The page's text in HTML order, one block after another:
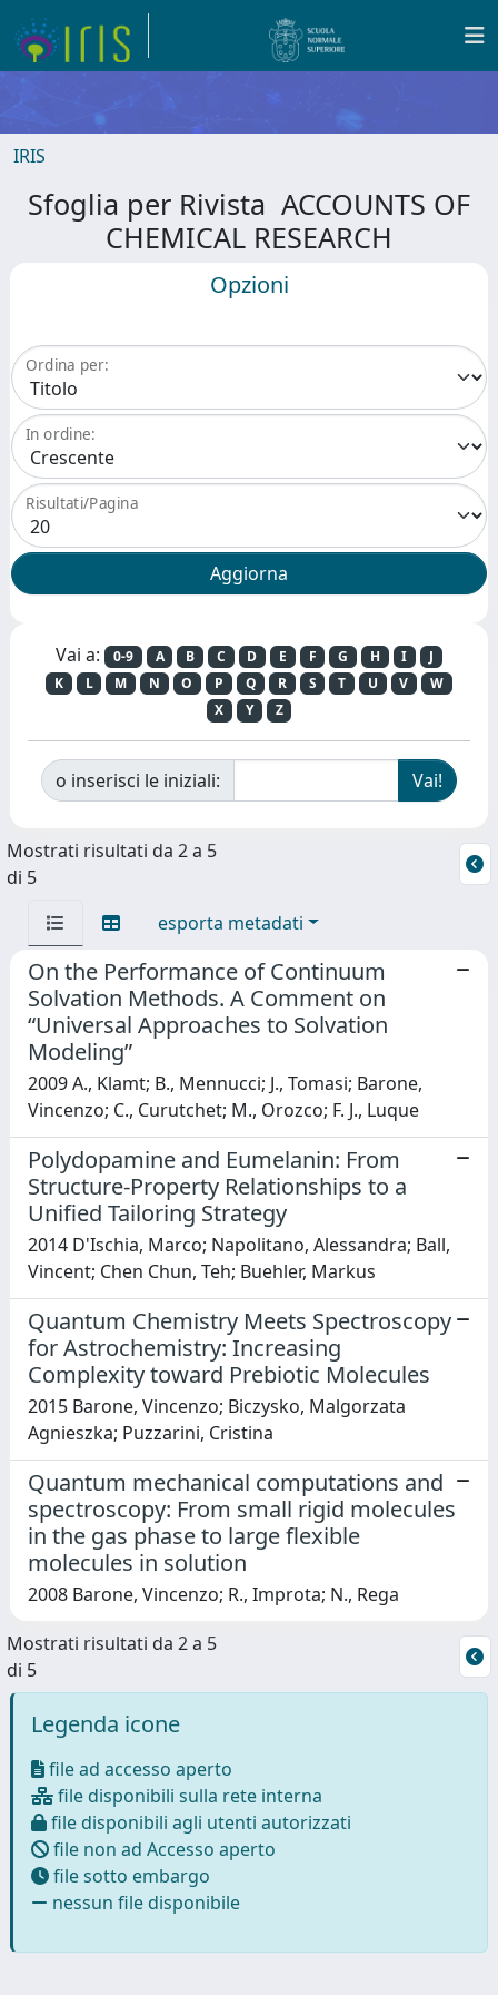
IRIS
Sfoglia per Rivista ACCOUNTS OF
CHEMICAL RESEARCH
Opzioni
Ordina per:
In ordine:
Risultati/Pagina
Vai a: 0-9 A B C D E F G H I
J
K
L M N O P Q R S T U V
W
X
Y Z
o inserisci le iniziali:
Mostrati risultati da 2 a 5
di 5
esporta metadati
On the Performance of Continuum
Solvation Methods. A Comment on
“Universal Approaches to Solvation
Modeling”
2009 A., Klamt; B., Mennucci; J., Tomasi; Barone,
Vincenzo; C., Curutchet; M., Orozco; F. J., Luque
Polydopamine and Eumelanin: From
Structure-Property Relationships to a
Unified Tailoring Strategy
2014 D'Ischia, Marco; Napolitano, Alessandra; Ball,
Vincent; Chen Chun, Teh; Buehler, Markus
Quantum Chemistry Meets Spectroscopy
for Astrochemistry: Increasing
Complexity toward Prebiotic Molecules
2015 Barone, Vincenzo; Biczysko, Malgorzata
Agnieszka; Puzzarini, Cristina
Quantum mechanical computations and
spectroscopy: From small rigid molecules
in the gas phase to large flexible
molecules in solution
2008 Barone, Vincenzo; R., Improta; N., Rega
Mostrati risultati da 2 a 5
di 5
Legenda icone
file ad accesso aperto
file disponibili sulla rete interna
file disponibili agli utenti autorizzati
file non ad Accesso aperto
file sotto embargo
nessun file disponibile